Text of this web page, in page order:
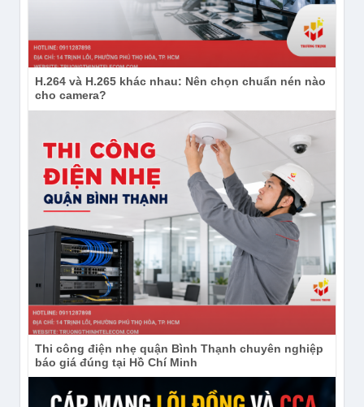
H.264 và H.265 khác nhau: Nên chọn chuẩn nén nào
cho camera?
Thi công điện nhẹ quận Bình Thạnh chuyên nghiệp
báo giá đúng tại Hồ Chí Minh